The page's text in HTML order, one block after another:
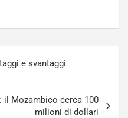
e svantaggi
il Mozambico cerca 100
milioni di dollari